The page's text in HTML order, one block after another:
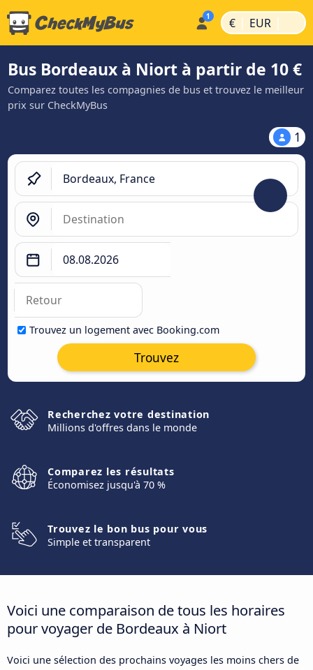
€ | EUR |
Bus Bordeaux à Niort à partir de 10 €
Comparez toutes les compagnies de bus et trouvez le meilleur
prix sur CheckMyBus
1
Trouvez un logement avec Booking.com
Trouvez
Recherchez votre destination
Millions d'offres dans le monde
Comparez les résultats
Économisez jusqu'à 70 %
Trouvez le bon bus pour vous
Simple et transparent
Voici une comparaison de tous les horaires
pour voyager de Bordeaux à Niort
Voici une sélection des prochains voyages les moins chers de